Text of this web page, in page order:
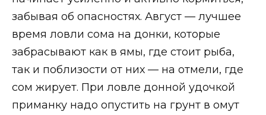
забывая об опасностях. Август — лучшее
время ловли сома на донки, которые
забрасывают как в ямы, где стоит рыба,
так и поблизости от них — на отмели, где
сом жирует. При ловле донной удочкой
приманку надо опустить на грунт в омут